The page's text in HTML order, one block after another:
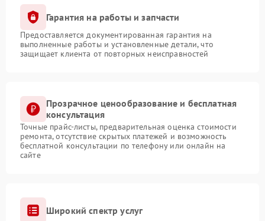
Гарантия на работы и запчасти
Предоставляется документированная гарантия на
выполненные работы и установленные детали, что
защищает клиента от повторных неисправностей
Прозрачное ценообразование и бесплатная
консультация
Точные прайс-листы, предварительная оценка стоимости
ремонта, отсутствие скрытых платежей и возможность
бесплатной консультации по телефону или онлайн на
сайте
Широкий спектр услуг